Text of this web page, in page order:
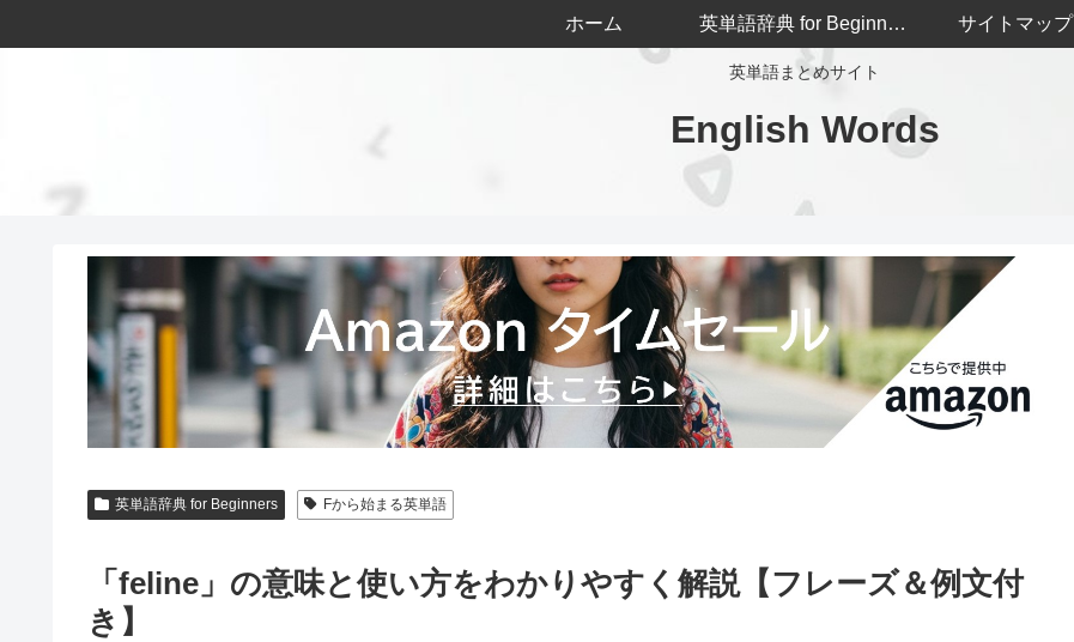
英単語まとめサイト
English Words
ホーム 英単語辞典 for Beginners サイトマップ
英単語辞典 for Beginners Fから始まる英単語
「feline」の意味と使い方をわかりやすく解説【フレーズ＆例文付
き】